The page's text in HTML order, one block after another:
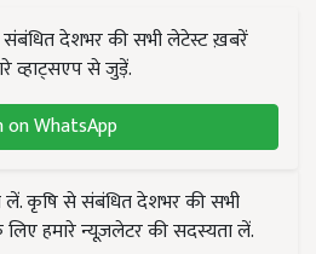
देशभर की सभी लेटेस्ट ख़बरें
व्हाट्सएप से जुड़ें.
on WhatsApp
लें. कृषि से संबंधित देशभर की सभी
हमारे न्यूज़लेटर की सदस्यता लें.